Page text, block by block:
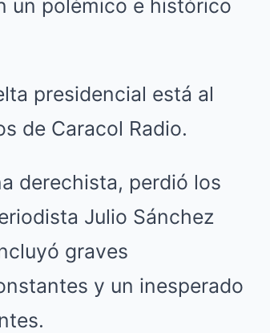
un polémico e histórico
presidencial está al
de Caracol Radio.
derechista, perdió los
Julio Sánchez
graves
y un inesperado